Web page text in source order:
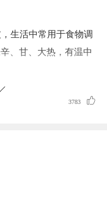
生活中常用于食物调
、甘、大热，有温中
疗脾肾阳虚、腹痛泄
3783